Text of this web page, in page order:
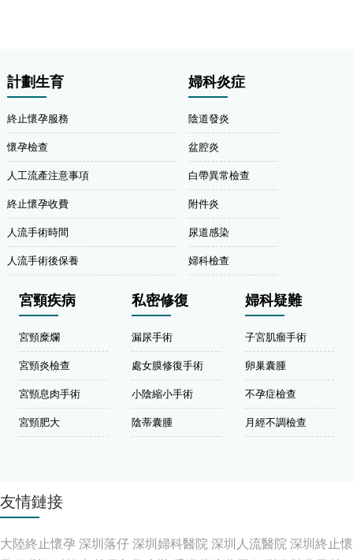
計劃生育
終止懷孕服務
懷孕檢查
人工流產注意事項
終止懷孕收費
人流手術時間
人流手術後保養
婦科炎症
陰道發炎
盆腔炎
白帶異常檢查
附件炎
尿道感染
婦科檢查
宮頸疾病
宮頸糜爛
宮頸炎檢查
宮頸息肉手術
宮頸肥大
私密修復
漏尿手術
處女膜修復手術
小陰縮小手術
陰蒂囊腫
婦科疑難
子宮肌瘤手術
卵巢囊腫
不孕症檢查
月經不調檢查
友情鏈接
大陸終止懷孕 深圳落仔深圳婦科醫院深圳人流醫院深圳終止懷